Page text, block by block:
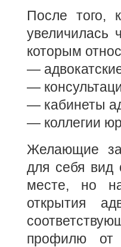
После того,
увеличилась
которым
—
—
— кабинеты
— коллегии
Желающие
для себя вид
месте, но
открытия
профилю